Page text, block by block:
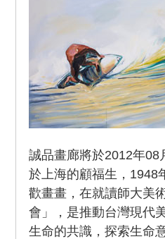
誠品畫廊將於2012年08
於上海的顧福生，1948
歡畫畫，在就讀師大美
會」，是推動台灣現代
生命的共識，探索生命